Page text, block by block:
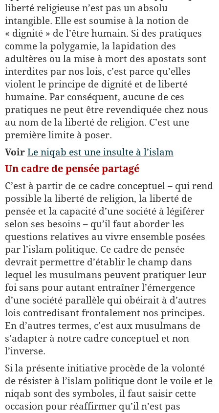
liberté religieuse n’est pas un absolu
intangible. Elle est soumise à la notion de
« dignité » de l’être humain. Si des pratiques
comme la polygamie, la lapidation des
adultères ou la mise à mort des apostats sont
interdites par nos lois, c’est parce qu’elles
violent le principe de dignité et de liberté
humaine. Par conséquent, aucune de ces
pratiques ne peut être revendiquée chez nous
au nom de la liberté de religion. C’est une
première limite à poser.
Voir Le niqab est une insulte à l’islam
Un cadre de pensée partagé
C’est à partir de ce cadre conceptuel – qui rend
possible la liberté de religion, la liberté de
pensée et la capacité d’une société à légiférer
selon ses besoins – qu’il faut aborder les
questions relatives au vivre ensemble posées
par l’islam politique. Ce cadre de pensée
devrait permettre d’établir le champ dans
lequel les musulmans peuvent pratiquer leur
foi sans pour autant entraîner l’émergence
d’une société parallèle qui obéirait à d’autres
lois contredisant frontalement nos principes.
En d’autres termes, c’est aux musulmans de
s’adapter à notre cadre conceptuel et non
l’inverse.
Si la présente initiative procède de la volonté
de résister à l’islam politique dont le voile et le
niqab sont des symboles, il faut saisir cette
occasion pour réaffirmer qu’il n’est pas